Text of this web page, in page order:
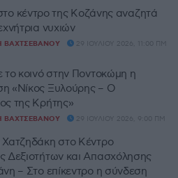
κέντρο της Κοζάνης αναζητά
νυχιών
ΒΑΧΤΣΕΒΆΝΟΥ 29 ΙΟΥΛΊΟΥ 2026, 11:00 ΠΜ
το κοινό στην Ποντοκώμη η
«Νίκος Ξυλούρης – Ο
της Κρήτης»
ΒΑΧΤΣΕΒΆΝΟΥ 29 ΙΟΥΛΊΟΥ 2026, 9:00 ΠΜ
στο Κέντρο
Δεξιοτήτων και Απασχόλησης
– Στο επίκεντρο η σύνδεση